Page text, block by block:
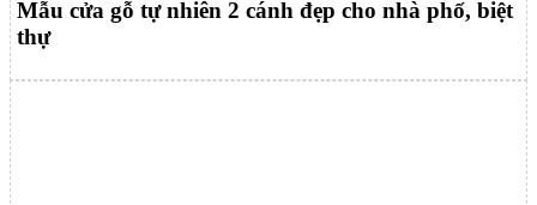
Mẫu cửa gỗ tự nhiên 2 cánh đẹp cho nhà phố, biệt
thự